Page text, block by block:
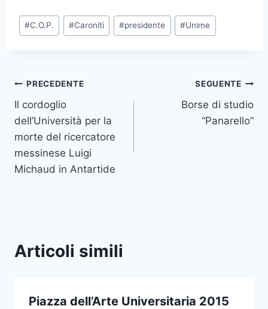
Tag
articolo:
#C.O.P. #Caroniti #presidente #Unime
Navigazione
articoli
PRECEDENTE
Il cordoglio
dell’Università per la
morte del ricercatore
messinese Luigi
Michaud in Antartide
SEGUENTE
Borse di studio
“Panarello”
Articoli simili
Piazza dell’Arte Universitaria 2015